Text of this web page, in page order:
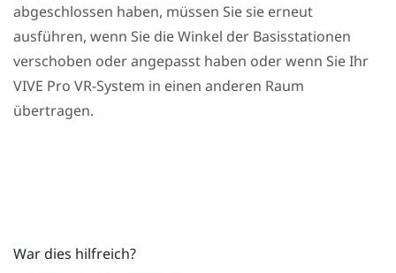
abgeschlossen haben, müssen Sie sie erneut
ausführen, wenn Sie die Winkel der Basisstationen
verschoben oder angepasst haben oder wenn Sie Ihr
VIVE Pro VR-System in einen anderen Raum
übertragen.
War dies hilfreich?